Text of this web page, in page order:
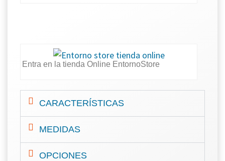
Entra en la tienda Online EntornoStore
CARACTERÍSTICAS
MEDIDAS
OPCIONES